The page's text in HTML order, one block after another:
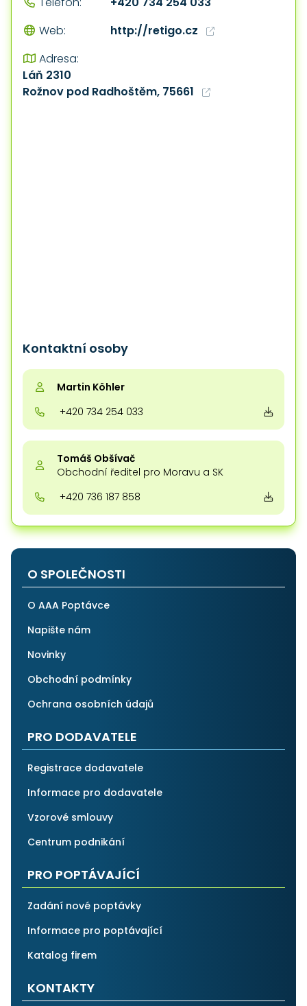
Web:
http://retigo.cz
Adresa:
Láň 2310
Rožnov pod Radhoštěm, 75661
Kontaktní osoby
Martin Köhler
+420 734 254 033
Tomáš Obšívač
Obchodní ředitel pro Moravu a SK
+420 736 187 858
O SPOLEČNOSTI
O AAA Poptávce
Napište nám
Novinky
Obchodní podmínky
Ochrana osobních údajů
PRO DODAVATELE
Registrace dodavatele
Informace pro dodavatele
Vzorové smlouvy
Centrum podnikání
PRO POPTÁVAJÍCÍ
Zadání nové poptávky
Informace pro poptávající
Katalog firem
KONTAKTY